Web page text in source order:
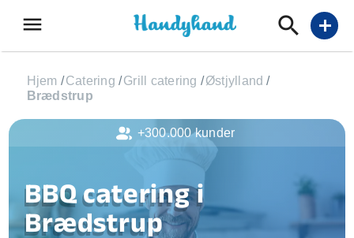
menu add
Hjem /Catering /Grill catering /Østjylland /
Brædstrup
BBQ catering i
Brædstrup
+300.000 kunder